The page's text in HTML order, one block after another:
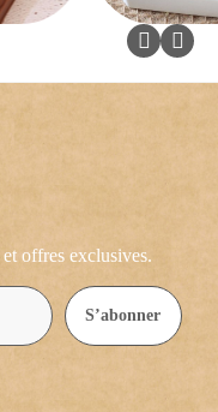
offres exclusives.
S’abonner